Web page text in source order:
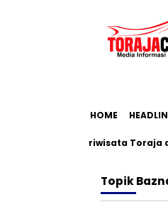
HOME
Pariwisata Toraja di
Topik